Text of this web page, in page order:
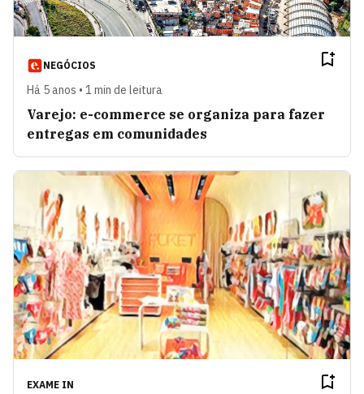
NEGÓCIOS
Há 5 anos • 1 min de leitura
Varejo: e-commerce se organiza para fazer
entregas em comunidades
EXAME IN